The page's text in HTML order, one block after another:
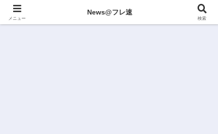
メニュー
News@フレ速
検索